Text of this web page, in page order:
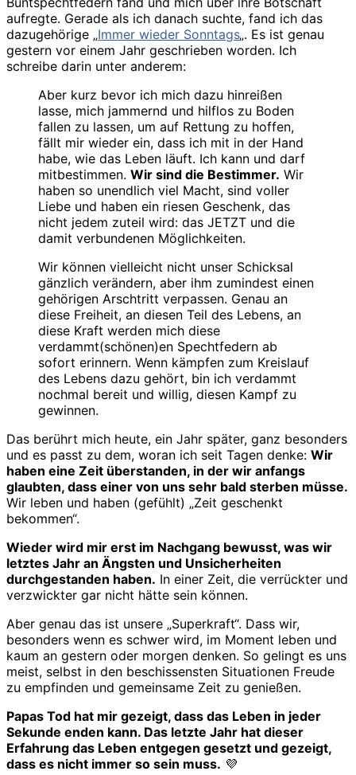
aufregte. Gerade als ich danach suchte, fand ich das
dazugehörige „Immer wieder Sonntags„. Es ist genau
gestern vor einem Jahr geschrieben worden. Ich
schreibe darin unter anderem:
Aber kurz bevor ich mich dazu hinreißen
lasse, mich jammernd und hilflos zu Boden
fallen zu lassen, um auf Rettung zu hoffen,
fällt mir wieder ein, dass ich mit in der Hand
habe, wie das Leben läuft. Ich kann und darf
mitbestimmen. Wir sind die Bestimmer. Wir
haben so unendlich viel Macht, sind voller
Liebe und haben ein riesen Geschenk, das
nicht jedem zuteil wird: das JETZT und die
damit verbundenen Möglichkeiten.
Wir können vielleicht nicht unser Schicksal
gänzlich verändern, aber ihm zumindest einen
gehörigen Arschtritt verpassen. Genau an
diese Freiheit, an diesen Teil des Lebens, an
diese Kraft werden mich diese
verdammt(schönen)en Spechtfedern ab
sofort erinnern. Wenn kämpfen zum Kreislauf
des Lebens dazu gehört, bin ich verdammt
nochmal bereit und willig, diesen Kampf zu
gewinnen.
Das berührt mich heute, ein Jahr später, ganz besonders
und es passt zu dem, woran ich seit Tagen denke: Wir
haben eine Zeit überstanden, in der wir anfangs
glaubten, dass einer von uns sehr bald sterben müsse.
Wir leben und haben (gefühlt) „Zeit geschenkt
bekommen“.
Wieder wird mir erst im Nachgang bewusst, was wir
letztes Jahr an Ängsten und Unsicherheiten
durchgestanden haben. In einer Zeit, die verrückter und
verzwickter gar nicht hätte sein können.
Aber genau das ist unsere „Superkraft“. Dass wir,
besonders wenn es schwer wird, im Moment leben und
kaum an gestern oder morgen denken. So gelingt es uns
meist, selbst in den beschissensten Situationen Freude
zu empfinden und gemeinsame Zeit zu genießen.
Papas Tod hat mir gezeigt, dass das Leben in jeder
Sekunde enden kann. Das letzte Jahr hat dieser
Erfahrung das Leben entgegen gesetzt und gezeigt,
dass es nicht immer so sein muss. 💜